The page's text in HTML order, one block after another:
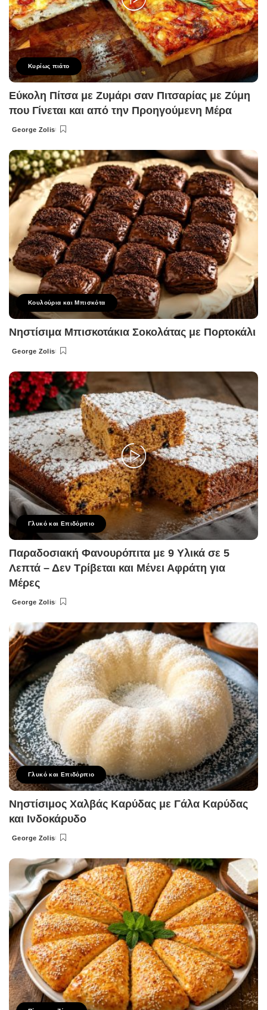
Κυρίως πιάτο
Εύκολη Πίτσα με Ζυμάρι σαν Πιτσαρίας με Ζύμη
που Γίνεται και από την Προηγούμενη Μέρα
Posted
George Zolis
Κουλούρια και Μπισκότα
Νηστίσιμα Μπισκοτάκια Σοκολάτας με Πορτοκάλι
Posted
George Zolis
Γλυκό και Επιδόρπιο
Παραδοσιακή Φανουρόπιτα με 9 Υλικά σε 5
Λεπτά – Δεν Τρίβεται και Μένει Αφράτη για
Μέρες
Posted
George Zolis
Γλυκό και Επιδόρπιο
Νηστίσιμος Χαλβάς Καρύδας με Γάλα Καρύδας
και Ινδοκάρυδο
Posted
George Zolis